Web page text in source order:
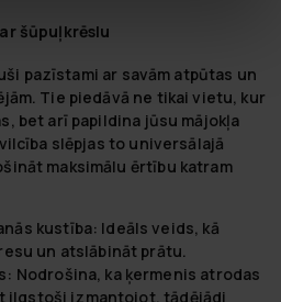
šūpuļkrēslu
pazīstami ar savām atpūtas un
Tie piedāvā ne tikai vietu, kur
bet arī papildina jūsu mājokļa
slēpjas to universālajā
maksimālu ērtību katram
kustība: Ideāls veids, kā
un atslābināt prātu.
Nodrošina, ka ķermenis atrodas
ilgstoši izmantojot, tādējādi